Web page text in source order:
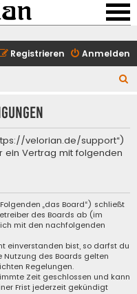
Anmelden
Registrieren
h
velorian.de/support“)
ein Vertrag mit folgenden
„das Board“) schließt
des Boards ab (im
mit den nachfolgenden
einverstanden bist, so darfst du
Nutzung des Boards gelten
Regelungen.
Zeit geschlossen und kann
Frist jederzeit gekündigt